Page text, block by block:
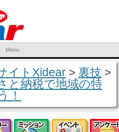
Menu
Skip to content
イトXidear > 裏技 >
と納税で地域の特
！
報
ギャラリーミッション
イベ